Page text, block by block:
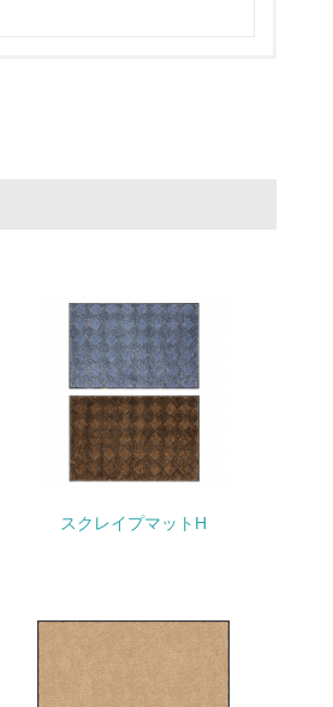
スクレイプマットH